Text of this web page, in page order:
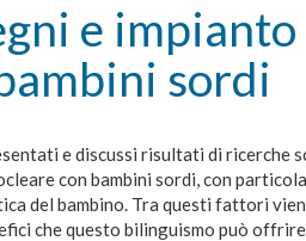
e
sordi
e discussi risultati di
con bambini sordi, con
del bambino. Tra questi fattori
che questo bilinguismo può